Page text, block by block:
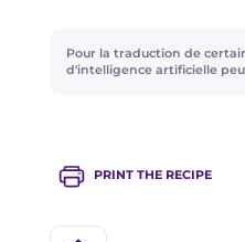
Pour la traduction de
d'intelligence artificielle
PRINT THE RECIPE